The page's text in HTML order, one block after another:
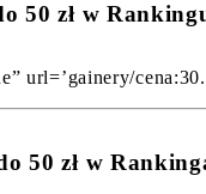
50 zł w
url=’gainery/
50 zł w